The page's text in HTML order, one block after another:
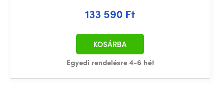
133 590 Ft
Egyedi rendelésre 4-6 hét
KOSÁRBA